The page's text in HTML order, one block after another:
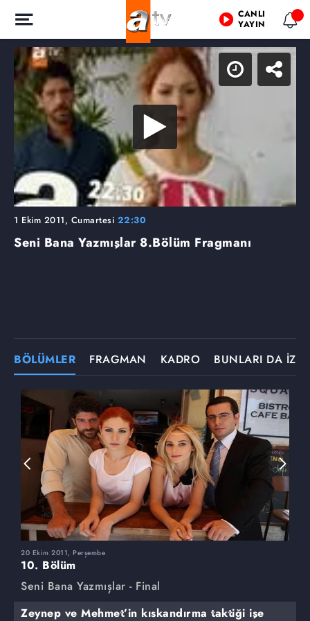
CANLI
YAYIN
1 Ekim 2011, Cumartesi 22:30
Seni Bana Yazmışlar 8.Bölüm Fragmanı
BÖLÜMLER FRAGMAN KADRO BUNLARI DA İZLE
20 Ekim 2011, Perşembe
10. Bölüm
Seni Bana Yazmışlar - Final
Zeynep ve Mehmet’in kıskandırma taktiği işe